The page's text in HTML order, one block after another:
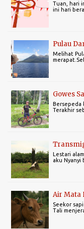
Tuan, hari
ini hari
Pulau
Melihat
Gowes
Bersepeda
Terakhir
Lestari
aku Nyanyi
Air Mata
Seekor
Tali